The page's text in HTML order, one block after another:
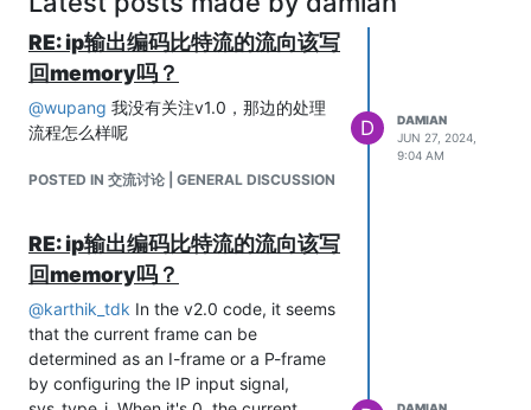
RE: ip输出编码比特流的流向该写
回memory吗？
@wupang 我没有关注v1.0，那边的处理
流程怎么样呢
POSTED IN 交流讨论 | GENERAL DISCUSSION
D
DAMIAN
JUN 27, 2024,
9:04 AM
RE: ip输出编码比特流的流向该写
回memory吗？
@karthik_tdk In the v2.0 code, it seems
that the current frame can be
determined as an I-frame or a P-frame
by configuring the IP input signal,